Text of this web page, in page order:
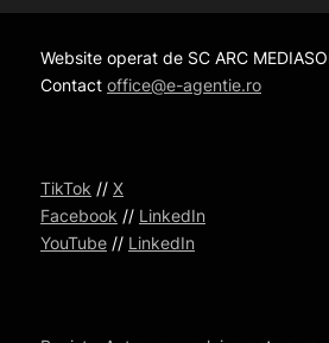
Website operat de SC ARC
Contact office@e-agentie.ro
TikTok // X
Facebook // LinkedIn
YouTube // LinkedIn